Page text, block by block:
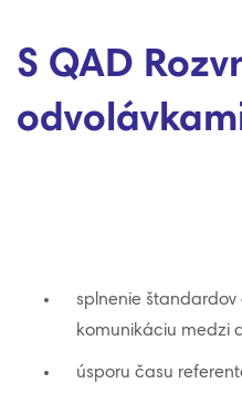
S QAD
splnenie štandardov
komunikáciu medzi
úsporu času